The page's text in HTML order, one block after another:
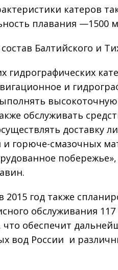
катеров
плавания —1500
Балтийского и
гидрографических
и
обслуживать
доставку
и горюче-смазочных
2015 год также
обслуживания
что обеспечит
вод России и